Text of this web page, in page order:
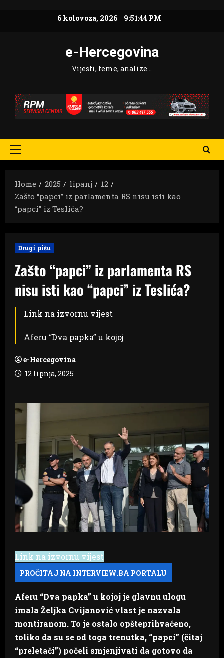
6 kolovoza, 2026 9:51:45 PM
e-Hercegovina
Vijesti, teme, analize…
Primary
Home
2025 lipanj
12
Zašto “papci” iz parlamenta RS nisu isti kao
“papci” iz Teslića?
Drugi pišu
Zašto “papci” iz parlamenta RS
nisu isti kao “papci” iz Teslića?
Link na izvornu vijest
Aferu “Dva papka” u kojoj
e-Hercegovina
12 lipnja, 2025
Link na izvornu vijest
Aferu “Dva papka” u kojoj je glavnu ulogu
imala Željka Cvijanović vlast je nazvala
montiranom. To je ostalo opšteprihvaćeno,
toliko da su se od toga trenutka, “papci” (čitaj
“preletači”) počeli smjenjivati da gotovo da